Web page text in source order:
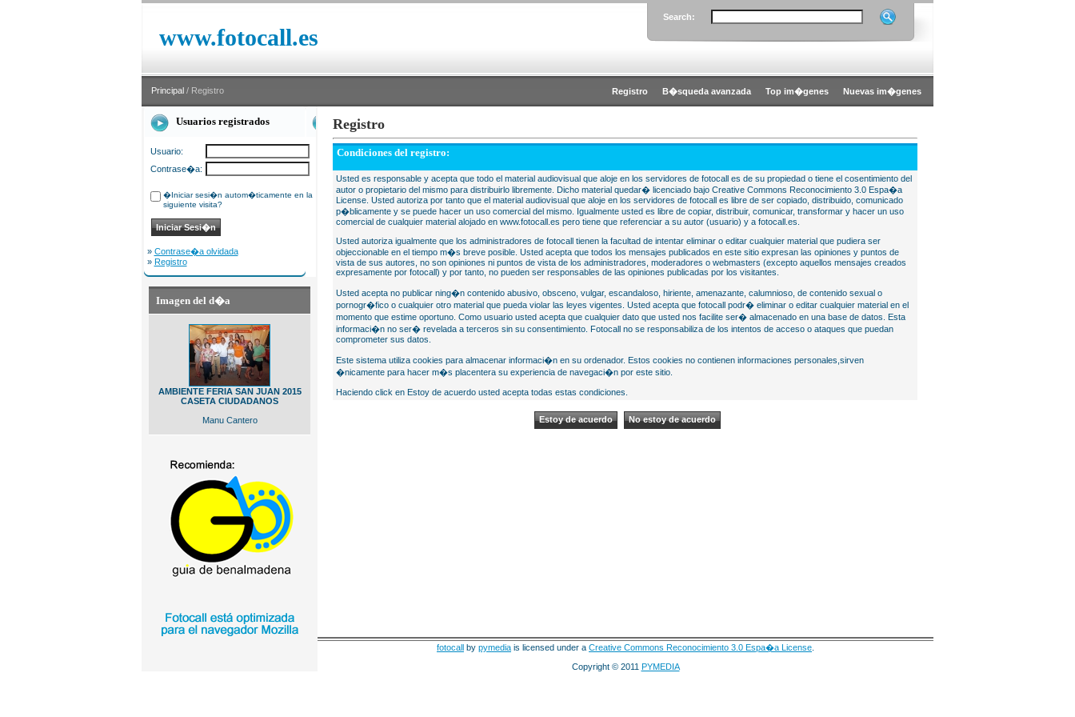
www.fotocall.es
Search:
Principal / Registro Registro B�squeda avanzada Top im�genes Nuevas im�genes
Usuarios registrados
Usuario:
Contrase�a:
�Iniciar sesi�n autom�ticamente en la
siguiente visita?
» Contrase�a olvidada
» Registro
Imagen del d�a
AMBIENTE FERIA SAN JUAN 2015
CASETA CIUDADANOS
Manu Cantero
Registro
Condiciones del registro:
Usted es responsable y acepta que todo el material audiovisual que aloje en los servidores de fotocall es de su propiedad o tiene el cosentimiento del
autor o propietario del mismo para distribuirlo libremente. Dicho material quedar� licenciado bajo Creative Commons Reconocimiento 3.0 Espa�a
License. Usted autoriza por tanto que el material audiovisual que aloje en los servidores de fotocall es libre de ser copiado, distribuido, comunicado
p�blicamente y se puede hacer un uso comercial del mismo. Igualmente usted es libre de copiar, distribuir, comunicar, transformar y hacer un uso
comercial de cualquier material alojado en www.fotocall.es pero tiene que referenciar a su autor (usuario) y a fotocall.es.
Usted autoriza igualmente que los administradores de fotocall tienen la facultad de intentar eliminar o editar cualquier material que pudiera ser
objeccionable en el tiempo m�s breve posible. Usted acepta que todos los mensajes publicados en este sitio expresan las opiniones y puntos de
vista de sus autores, no son opiniones ni puntos de vista de los administradores, moderadores o webmasters (excepto aquellos mensajes creados
expresamente por fotocall) y por tanto, no pueden ser responsables de las opiniones publicadas por los visitantes.
Usted acepta no publicar ning�n contenido abusivo, obsceno, vulgar, escandaloso, hiriente, amenazante, calumnioso, de contenido sexual o
pornogr�fico o cualquier otro material que pueda violar las leyes vigentes. Usted acepta que fotocall podr� eliminar o editar cualquier material en el
momento que estime oportuno. Como usuario usted acepta que cualquier dato que usted nos facilite ser� almacenado en una base de datos. Esta
informaci�n no ser� revelada a terceros sin su consentimiento. Fotocall no se responsabiliza de los intentos de acceso o ataques que puedan
comprometer sus datos.
Este sistema utiliza cookies para almacenar informaci�n en su ordenador. Estos cookies no contienen informaciones personales,sirven
�nicamente para hacer m�s placentera su experiencia de navegaci�n por este sitio.
Haciendo click en Estoy de acuerdo usted acepta todas estas condiciones.
fotocall by pymedia is licensed under a Creative Commons Reconocimiento 3.0 Espa�a License
Copyright © 2011 PYMEDIA